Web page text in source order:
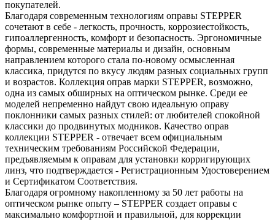
покупателей.
Благодаря современным технологиям оправы STEPPER
сочетают в себе - легкость, прочность, коррозиестойкость,
гипоаллергенность, комфорт и безопасность. Эргономичные
формы, современные материалы и дизайн, основным
направлением которого стала по-новому осмысленная
классика, придутся по вкусу людям разных социальных групп
и возрастов. Коллекция оправ марки STEPPER, возможно,
одна из самых обширных на оптическом рынке. Среди ее
моделей непременно найдут свою идеальную оправу
поклонники самых разных стилей: от любителей спокойной
классики до продвинутых модников. Качество оправ
коллекции STEPPER - отвечает всем официальным
техническим требованиям Российской Федерации,
предъявляемым к оправам для установки корригирующих
линз, что подтверждается - Регистрационным Удостоверением
и Сертификатом Соответствия.
Благодаря огромному накопленному за 50 лет работы на
оптическом рынке опыту – STEPPER создает оправы с
максимально комфортной и правильной, для коррекции